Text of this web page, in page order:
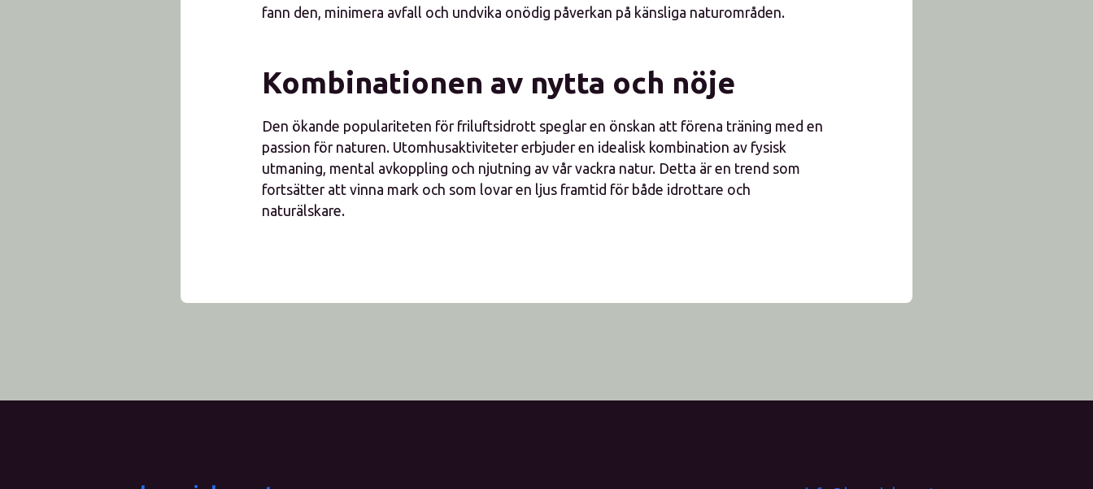
fann den, minimera avfall och undvika onödig påverkan på känsliga naturområden.
Kombinationen av nytta och nöje
Den ökande populariteten för friluftsidrott speglar en önskan att förena träning med en
passion för naturen. Utomhusaktiviteter erbjuder en idealisk kombination av fysisk
utmaning, mental avkoppling och njutning av vår vackra natur. Detta är en trend som
fortsätter att vinna mark och som lovar en ljus framtid för både idrottare och
naturälskare.